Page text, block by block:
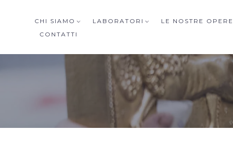
CHI SIAMO LABORATORI
LE NOSTRE OPERE
CONTATTI